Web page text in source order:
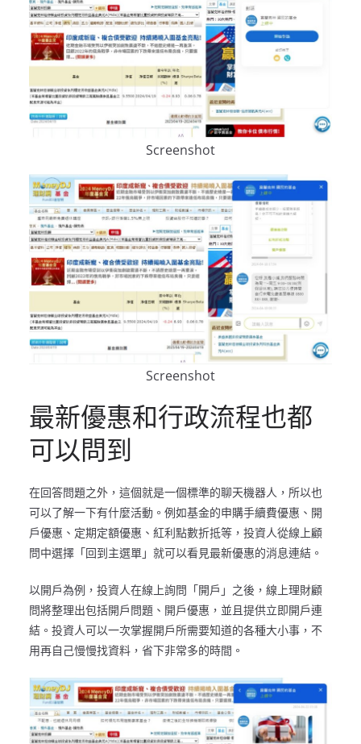
Screenshot
Screenshot
最新優惠和行政流程也都
可以問到
在回答問題之外，這個就是一個標準的聊天機器人，所以也
可以了解一下有什麼活動。例如基金的申購手續費優惠、開
戶優惠、定期定額優惠、紅利點數折抵等，投資人從線上顧
問中選擇「回到主選單」就可以看見最新優惠的消息連結。
以開戶為例，投資人在線上詢問「開戶」之後，線上理財顧
問將整理出包括開戶問題、開戶優惠，並且提供立即開戶連
結。投資人可以一次掌握開戶所需要知道的各種大小事，不
用再自己慢慢找資料，省下非常多的時間。